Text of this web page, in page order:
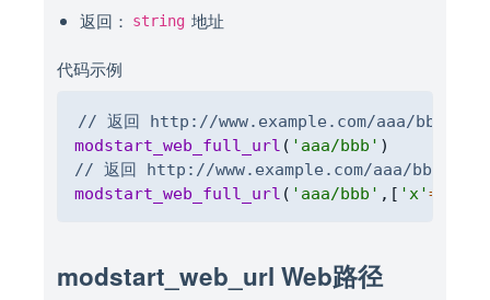
返回：
string 地址
代码示例
// 返回 http://www.example.com/aaa/bbb
modstart_web_full_url ( 'aaa/bbb' )
// 返回 http://www.example.com/aaa/bbb?x=y
modstart_web_full_url ( 'aaa/bbb' , [ 'x'=>
Copy
modstart_web_url Web路径